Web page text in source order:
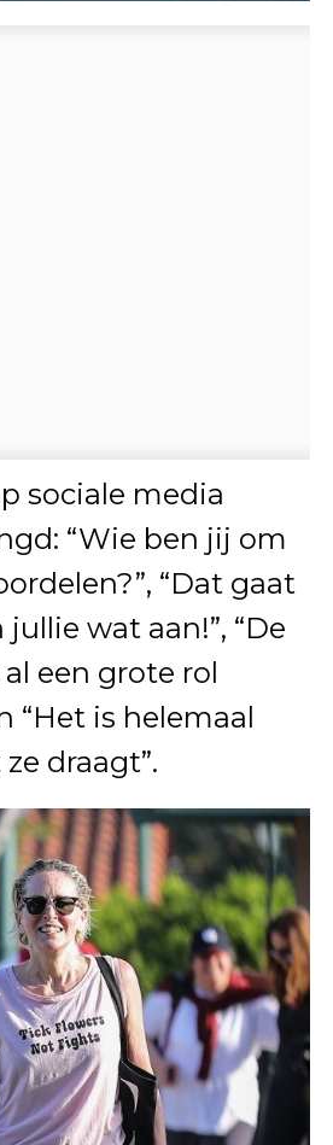
sociale media
“Wie ben jij om
“Dat gaat
wat aan!”, “De
een grote rol
“Het is helemaal
draagt”.